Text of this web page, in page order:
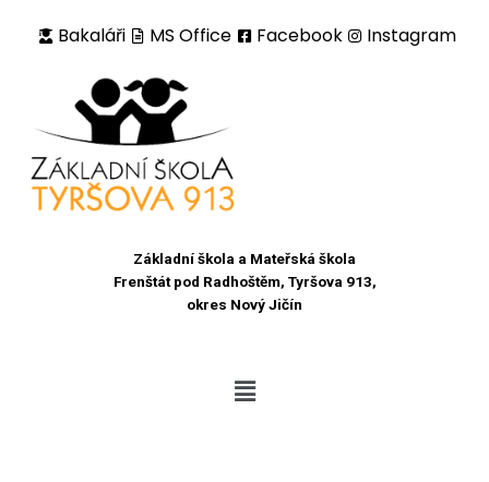
Bakaláři MS Office Facebook Instagram
Základní škola a Mateřská škola
Frenštát pod Radhoštěm, Tyršova 913,
okres Nový Jičín